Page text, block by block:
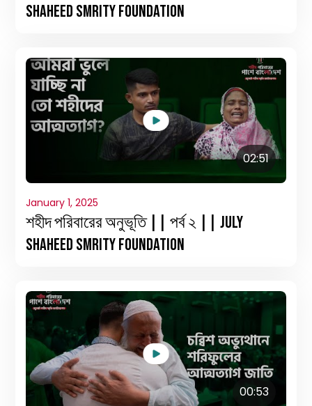
Shaheed Smrity Foundation
02:51
January 1, 2025
শহীদ পরিবারের অনুভূতি || পর্ব ২ || July
Shaheed Smrity Foundation
00:53